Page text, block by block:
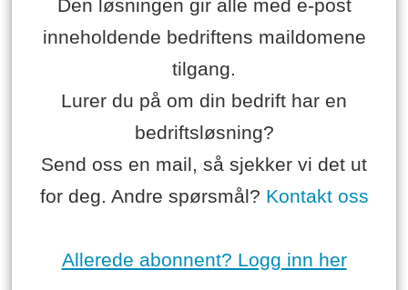
Den løsningen gir alle med e-post
inneholdende bedriftens maildomene
tilgang.
Lurer du på om din bedrift har en
bedriftsløsning?
Send oss en mail, så sjekker vi det ut
for deg. Andre spørsmål? Kontakt oss
Allerede abonnent? Logg inn her